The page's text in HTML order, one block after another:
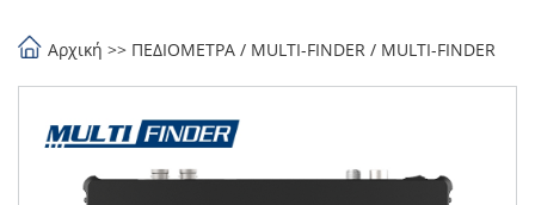
Αρχική >> ΠΕΔΙΟΜΕΤΡΑ / MULTI-FINDER / MULTI-FINDER